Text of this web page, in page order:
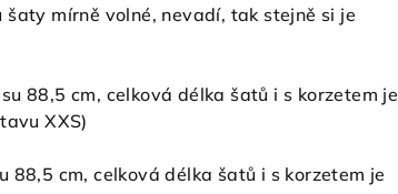
mírně volné, nevadí, tak stejně si je
88,5 cm, celková délka šatů i s korzetem je
XXS)
88,5 cm, celková délka šatů i s korzetem je